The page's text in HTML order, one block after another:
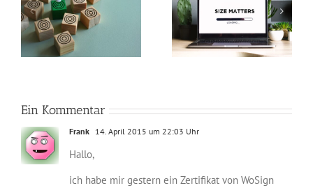
So verkleinerst du
Bilder in Photoshop
und machst deine
Webseite schneller
Perfekte Video-
Beleuchtung mit nur
zwei Lichtquellen
Ein Kommentar
Frank 14. April 2015 um 22:03 Uhr
Hallo,
ich habe mir gestern ein Zertifikat von WoSign